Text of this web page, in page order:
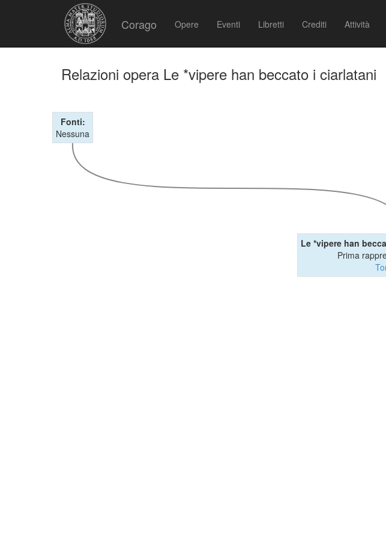
Corago Opere Eventi Libretti Crediti Attività
Relazioni opera Le *vipere han beccato i ciarlatani
Fonti:
Nessuna
Le *vipere han
Prima